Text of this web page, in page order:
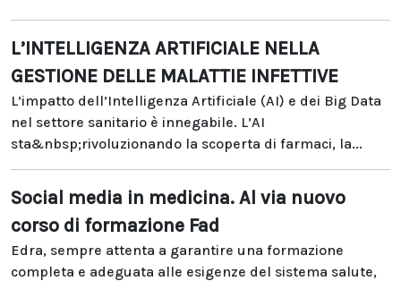
L’INTELLIGENZA ARTIFICIALE NELLA
GESTIONE DELLE MALATTIE INFETTIVE
L’impatto dell’Intelligenza Artificiale (AI) e dei Big Data
nel settore sanitario è innegabile. L’AI
sta&nbsp;rivoluzionando la scoperta di farmaci, la...
Social media in medicina. Al via nuovo
corso di formazione Fad
Edra, sempre attenta a garantire una formazione
completa e adeguata alle esigenze del sistema salute,